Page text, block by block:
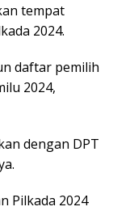
tempat
2024.
daftar pemilih
2024,
dengan DPT
Pilkada 2024